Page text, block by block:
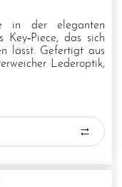
in der eleganten
Key‑Piece, das sich
lässt. Gefertigt aus
Lederoptik,